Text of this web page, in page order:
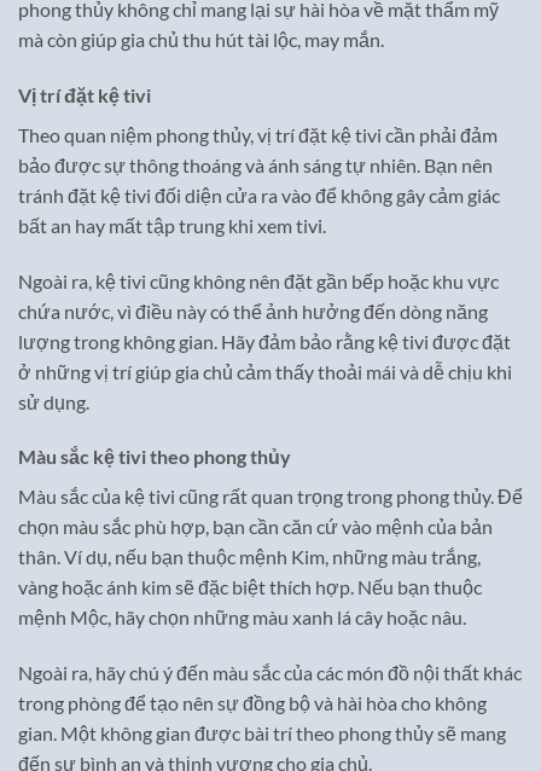
phong thủy không chỉ mang lại sự hài hòa về mặt thẩm mỹ
mà còn giúp gia chủ thu hút tài lộc, may mắn.
Vị trí đặt kệ tivi
Theo quan niệm phong thủy, vị trí đặt kệ tivi cần phải đảm
bảo được sự thông thoáng và ánh sáng tự nhiên. Bạn nên
tránh đặt kệ tivi đối diện cửa ra vào để không gây cảm giác
bất an hay mất tập trung khi xem tivi.
Ngoài ra, kệ tivi cũng không nên đặt gần bếp hoặc khu vực
chứa nước, vì điều này có thể ảnh hưởng đến dòng năng
lượng trong không gian. Hãy đảm bảo rằng kệ tivi được đặt
ở những vị trí giúp gia chủ cảm thấy thoải mái và dễ chịu khi
sử dụng.
Màu sắc kệ tivi theo phong thủy
Màu sắc của kệ tivi cũng rất quan trọng trong phong thủy. Để
chọn màu sắc phù hợp, bạn cần căn cứ vào mệnh của bản
thân. Ví dụ, nếu bạn thuộc mệnh Kim, những màu trắng,
vàng hoặc ánh kim sẽ đặc biệt thích hợp. Nếu bạn thuộc
mệnh Mộc, hãy chọn những màu xanh lá cây hoặc nâu.
Ngoài ra, hãy chú ý đến màu sắc của các món đồ nội thất khác
trong phòng để tạo nên sự đồng bộ và hài hòa cho không
gian. Một không gian được bài trí theo phong thủy sẽ mang
đến sự bình an và thịnh vượng cho gia chủ.